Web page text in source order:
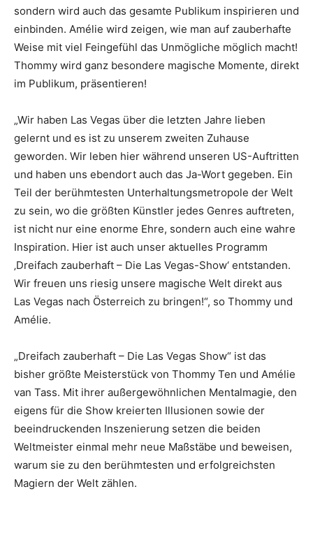
sondern wird auch das gesamte Publikum inspirieren und
einbinden. Amélie wird zeigen, wie man auf zauberhafte
Weise mit viel Feingefühl das Unmögliche möglich macht!
Thommy wird ganz besondere magische Momente, direkt
im Publikum, präsentieren!
„Wir haben Las Vegas über die letzten Jahre lieben
gelernt und es ist zu unserem zweiten Zuhause
geworden. Wir leben hier während unseren US-Auftritten
und haben uns ebendort auch das Ja-Wort gegeben. Ein
Teil der berühmtesten Unterhaltungsmetropole der Welt
zu sein, wo die größten Künstler jedes Genres auftreten,
ist nicht nur eine enorme Ehre, sondern auch eine wahre
Inspiration. Hier ist auch unser aktuelles Programm
‚Dreifach zauberhaft – Die Las Vegas-Show‘ entstanden.
Wir freuen uns riesig unsere magische Welt direkt aus
Las Vegas nach Österreich zu bringen!“, so Thommy und
Amélie.
„Dreifach zauberhaft – Die Las Vegas Show“ ist das
bisher größte Meisterstück von Thommy Ten und Amélie
van Tass. Mit ihrer außergewöhnlichen Mentalmagie, den
eigens für die Show kreierten Illusionen sowie der
beeindruckenden Inszenierung setzen die beiden
Weltmeister einmal mehr neue Maßstäbe und beweisen,
warum sie zu den berühmtesten und erfolgreichsten
Magiern der Welt zählen.